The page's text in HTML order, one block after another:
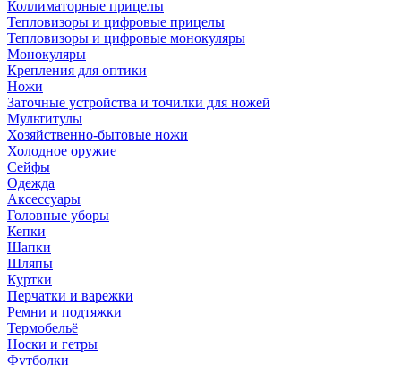
Коллиматорные прицелы
Тепловизоры и цифровые прицелы
Тепловизоры и цифровые монокуляры
Монокуляры
Крепления для оптики
Ножи
Заточные устройства и точилки для ножей
Мультитулы
Хозяйственно-бытовые ножи
Холодное оружие
Сейфы
Одежда
Аксессуары
Головные уборы
Кепки
Шапки
Шляпы
Куртки
Перчатки и варежки
Ремни и подтяжки
Термобельё
Носки и гетры
Футболки